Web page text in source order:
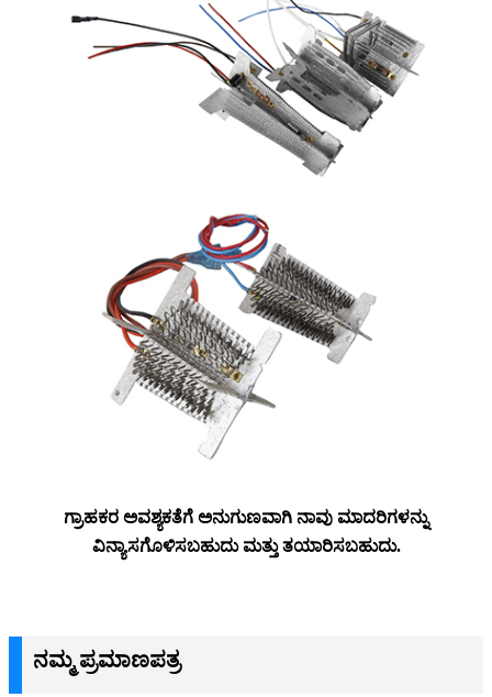
ಗ್ರಾಹಕರ ಅವಶ್ಯಕತೆಗೆ ಅನುಗುಣವಾಗಿ ನಾವು ಮಾದರಿಗಳನ್ನು
ವಿನ್ಯಾಸಗೊಳಿಸಬಹುದು ಮತ್ತು ತಯಾರಿಸಬಹುದು.
ನಮ್ಮ ಪ್ರಮಾಣಪತ್ರ